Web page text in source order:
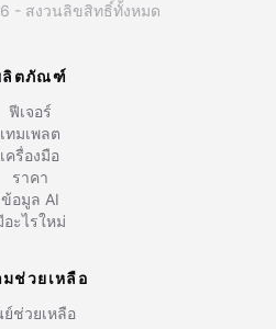
- สงวนลิขสิทธิ์ทั้งหมด
ลิตภัณฑ์
ฟีเจอร์
เทมเพลต
เครื่องมือ
ราคา
ข้อมูล AI
อะไรใหม่
มช่วยเหลือ
ช่วยเหลือ